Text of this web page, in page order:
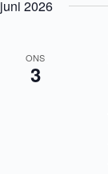
juni 2026
ONS
3